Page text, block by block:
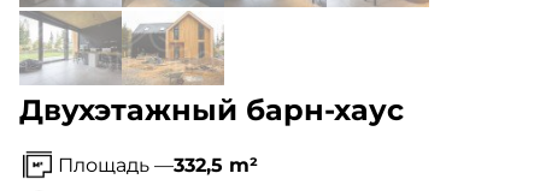
Двухэтажный барн-хаус
Площадь —332,5 m²